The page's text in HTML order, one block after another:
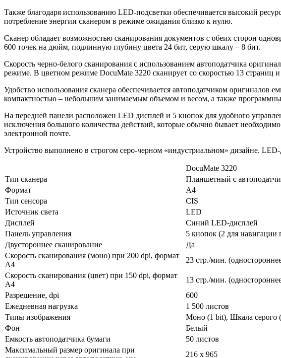
Также благодаря использованию LED-подсветки обеспечивается высокий
потребление энергии сканером в режиме ожидания близко к нулю.
Сканер обладает возможностью сканирования документов с обеих сторон
600 точек на дюйм, подлинную глубину цвета 24 бит, серую шкалу – 8 бит.
Скорость черно-белого сканирования с использованием автоподатчика
режиме. В цветном режиме DocuMate 3220 сканирует со скоростью 13 страниц
Удобство использования сканера обеспечивается автоподатчиком
компактностью – небольшим занимаемым объемом и весом, а также
На передней панели расположен LED дисплей и 5 кнопок для удобного
исключения большого количества действий, которые обычно бывает
электронной почте.
Устройство выполнено в строгом серо-черном «индустриальном» дизайне.
DocuMate 3220
Тип сканера
Планшетный с
Формат
А4
Тип сенсора
CIS
Источник света
LED
Дисплей
Синий LED-дисплей
Панель управления
5 кнопок (2 для навигации
Двустороннее сканирование
Да
Скорость сканирования (моно) при 200 dpi, формат
А4
23 стр./мин.
Скорость сканирования (цвет) при 150 dpi, формат
А4
13 стр./мин.
Разрешение, dpi
600
Ежедневная нагрузка
1 500 листов
Типы изображения
Моно (1 bit), Шкала серого
Фон
Белый
Емкость автоподатчика бумаги
50 листов
Максимальный размер оригинала при
216 x 965